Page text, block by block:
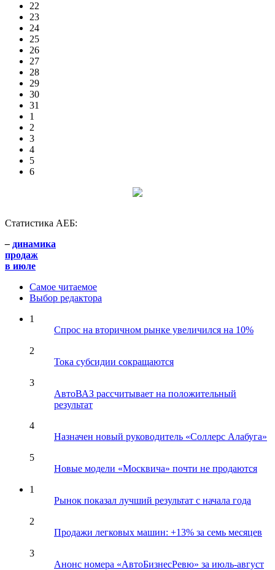
22
23
24
25
26
27
28
29
30
31
1
2
3
4
5
6
Статистика АЕБ:
– динамика
продаж
в июле
Самое читаемое
Выбор редактора
1
Спрос на вторичном рынке увеличился на 10%
2
Тока субсидии сокращаются
3
АвтоВАЗ рассчитывает на положительный
результат
4
Назначен новый руководитель «Соллерс Алабуга»
5
Новые модели «Москвича» почти не продаются
1
Рынок показал лучший результат с начала года
2
Продажи легковых машин: +13% за семь месяцев
3
Анонс номера «АвтоБизнесРевю» за июль-август